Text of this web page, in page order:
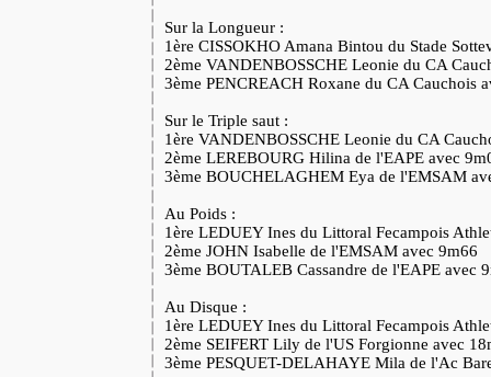
Sur la Longueur :
1ère CISSOKHO Amana Bintou du Stade
2ème VANDENBOSSCHE Leonie du CA
3ème PENCREACH Roxane du CA Cauchois
Sur le Triple saut :
1ère VANDENBOSSCHE Leonie du CA
2ème LEREBOURG Hilina de l'EAPE avec
3ème BOUCHELAGHEM Eya de l'EMSAM
Au Poids :
1ère LEDUEY Ines du Littoral Fecampois
2ème JOHN Isabelle de l'EMSAM avec 9m66
3ème BOUTALEB Cassandre de l'EAPE avec
Au Disque :
1ère LEDUEY Ines du Littoral Fecampois
2ème SEIFERT Lily de l'US Forgionne avec
3ème PESQUET-DELAHAYE Mila de l'Ac